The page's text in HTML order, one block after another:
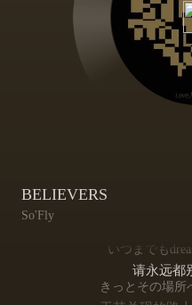
BELIEVERS
So'Fly
いつまでも
请永远都
きっとその場所